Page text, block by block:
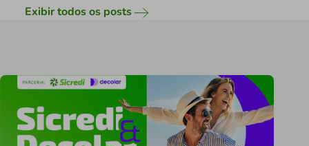
Exibir todos os posts